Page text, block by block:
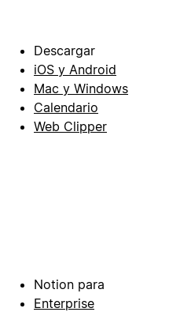
Descargar
iOS y Android
Mac y Windows
Calendario
Web Clipper
Notion para
Enterprise